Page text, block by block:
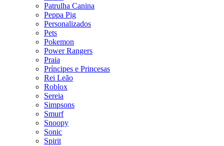
Patrulha Canina
Peppa Pig
Personalizados
Pets
Pokemon
Power Rangers
Praia
Príncipes e Princesas
Rei Leão
Roblox
Sereia
Simpsons
Smurf
Snoopy
Sonic
Spirit